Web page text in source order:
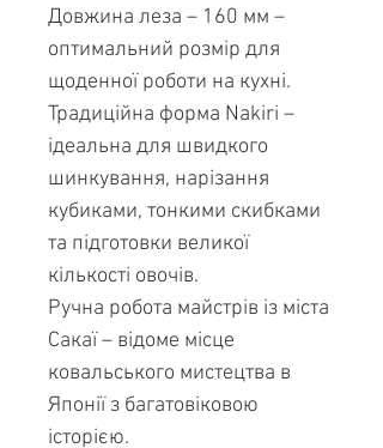
Довжина леза – 160 мм –
оптимальний розмір для
щоденної роботи на кухні.
Традиційна форма Nakiri –
ідеальна для швидкого
шинкування, нарізання
кубиками, тонкими скибками
та підготовки великої
кількості овочів.
Ручна робота майстрів із міста
Сакаї – відоме місце
ковальського мистецтва в
Японії з багатовіковою
історією.